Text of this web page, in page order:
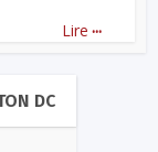
Lire ...
DC